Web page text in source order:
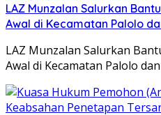
LAZ Munzalan Salurkan
Awal di Kecamatan Palolo
LAZ Munzalan Salurkan
Awal di Kecamatan Palolo